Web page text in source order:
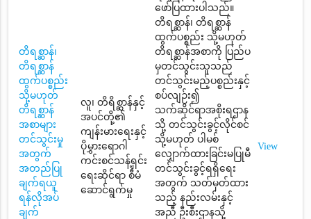
တိရစ္ဆာန်၊
တိရစ္ဆာန်
ထွက်ပစ္စည်း
သို့မဟုတ်
တိရစ္ဆာန်
အစာများ
တင်သွင်းမှု
အတွက်
အတည်ပြု
ချက်ရယူ
ရန်လိုအပ်
ချက်
လူ၊ တိရိစ္ဆာန်နှင့်
အပင်တို့၏
ကျန်းမားရေးနှင့်
ပိုမွှားရောဂါ
ကင်းစင်သန့်ရှင်း
ရေးဆိုင်ရာ စီမံ
ဆောင်ရွက်မှု
ဖော်ပြထားပါသည်။
တိရစ္ဆာန်၊ တိရစ္ဆာန်
ထွက်ပစ္စည်း သို့မဟုတ်
တိရစ္ဆာန်အစာကို ပြည်ပ
မှတင်သွင်းသူသည်
တင်သွင်းမည့်ပစ္စည်းနှင့်
စပ်လျဉ်း၍
သက်ဆိုင်ရာအစိုးရဌာန
သို့ တင်သွင်းခွင့်လိုင်စင်
သို့မဟုတ် ပါမစ်
လျှောက်ထားခြင်းမပြုမီ
တင်သွင်းခွင့်ရရှိရေး
အတွက် သတ်မှတ်ထား
သည့် နည်းလမ်းနှင့်
အညီ ဦးစီးဌာနသို့
View